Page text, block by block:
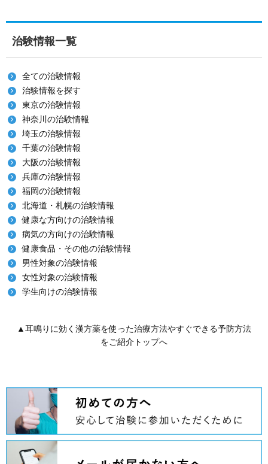
治験情報一覧
全ての治験情報
治験情報を探す
東京の治験情報
神奈川の治験情報
埼玉の治験情報
千葉の治験情報
大阪の治験情報
兵庫の治験情報
福岡の治験情報
北海道・札幌の治験情報
健康な方向けの治験情報
病気の方向けの治験情報
健康食品・その他の治験情報
男性対象の治験情報
女性対象の治験情報
学生向けの治験情報
▲耳鳴りに効く漢方薬を使った治療方法やすぐできる予防方法
をご紹介トップへ